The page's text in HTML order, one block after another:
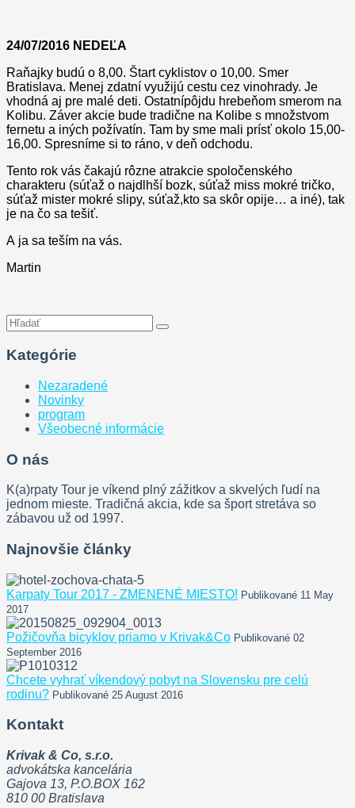
24/07/2016 NEDEĽA
Raňajky budú o 8,00. Štart cyklistov o 10,00. Smer
Bratislava. Menej zdatní využijú cestu cez vinohrady. Je
vhodná aj pre malé deti. Ostatnípôjdu hrebeňom smerom na
Kolibu. Záver akcie bude tradične na Kolibe s množstvom
fernetu a iných požívatín. Tam by sme mali prísť okolo 15,00-
16,00. Spresníme si to ráno, v deň odchodu.
Tento rok vás čakajú rôzne atrakcie spoločenského
charakteru (súťaž o najdlhší bozk, súťaž miss mokré tričko,
súťaž mister mokré slipy, súťaž,kto sa skôr opije… a iné), tak
je na čo sa tešiť.
A ja sa teším na vás.
Martin
Kategórie
Nezaradené
Novinky
program
Všeobecné informácie
O nás
K(a)rpaty Tour je víkend plný zážitkov a skvelých ľudí na
jednom mieste. Tradičná akcia, kde sa šport stretáva so
zábavou už od 1997.
Najnovšie články
Karpaty Tour 2017 - ZMENENÉ MIESTO! Publikované 11 May
2017
Požičovňa bicyklov priamo v Krivak&Co Publikované 02
September 2016
Chcete vyhrať víkendový pobyt na Slovensku pre celú
rodinu? Publikované 25 August 2016
Kontakt
Krivak & Co, s.r.o.
advokátska kancelária
Gajova 13, P.O.BOX 162
810 00 Bratislava